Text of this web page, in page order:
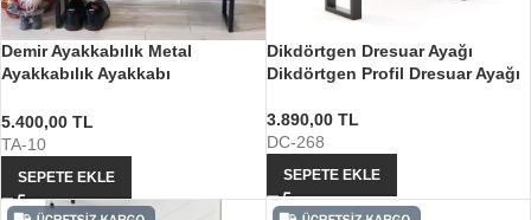
Demir Ayakkabılık Metal
Ayakkabılık Ayakkabı
5.400,00 TL
TA-10
SEPETE EKLE
Dikdörtgen Dresuar Ayağı
Dikdörtgen Profil Dresuar Ayağı
3.890,00 TL
DC-268
SEPETE EKLE